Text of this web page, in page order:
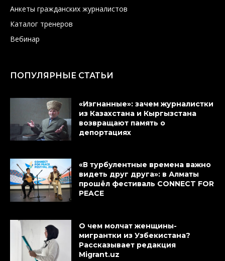
Анкеты гражданских журналистов
Каталог тренеров
Вебинар
ПОПУЛЯРНЫЕ СТАТЬИ
«Изгнанные»: зачем журналистки
из Казахстана и Кыргызстана
возвращают память о
депортациях
«В турбулентные времена важно
видеть друг друга»: в Алматы
прошёл фестиваль CONNECT FOR
PEACE
О чем молчат женщины-
мигрантки из Узбекистана?
Рассказывает редакция
Migrant.uz